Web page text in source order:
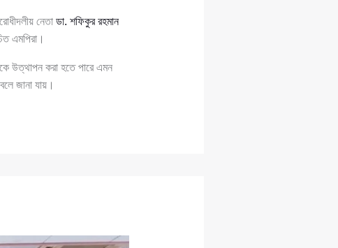
নেতা ডা. শফিকুর রহমান
এমপিরা।
উত্থাপন করা হতে পারে এমন
জানা যায়।